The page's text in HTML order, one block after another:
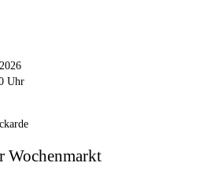
Uhr
Wochenmarkt